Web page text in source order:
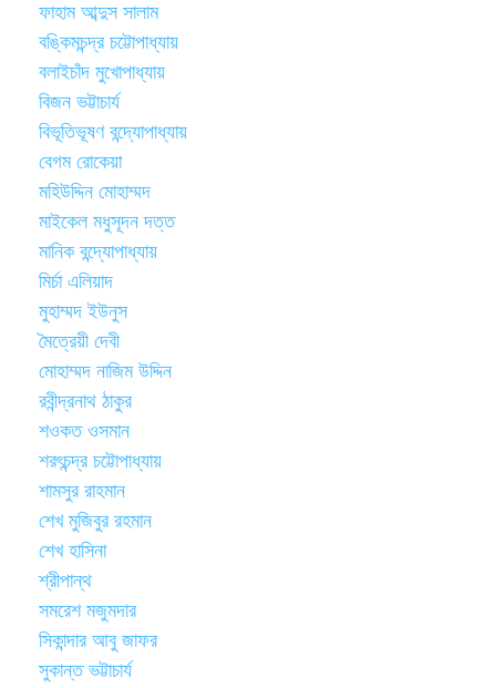
ফাহাম আব্দুস সালাম
বঙ্কিমচন্দ্র চট্টোপাধ্যায়
বলাইচাঁদ মুখোপাধ্যায়
বিজন ভট্টাচার্য
বিভূতিভূষণ বন্দ্যোপাধ্যায়
বেগম রোকেয়া
মহিউদ্দিন মোহাম্মদ
মাইকেল মধুসূদন দত্ত
মানিক বন্দ্যোপাধ্যায়
মির্চা এলিয়াদ
মুহাম্মদ ইউনুস
মৈত্রেয়ী দেবী
মোহাম্মদ নাজিম উদ্দিন
রবীন্দ্রনাথ ঠাকুর
শওকত ওসমান
শরৎচন্দ্র চট্টোপাধ্যায়
শামসুর রাহমান
শেখ মুজিবুর রহমান
শেখ হাসিনা
শ্রীপান্থ
সমরেশ মজুমদার
সিকান্দার আবু জাফর
সুকান্ত ভট্টাচার্য